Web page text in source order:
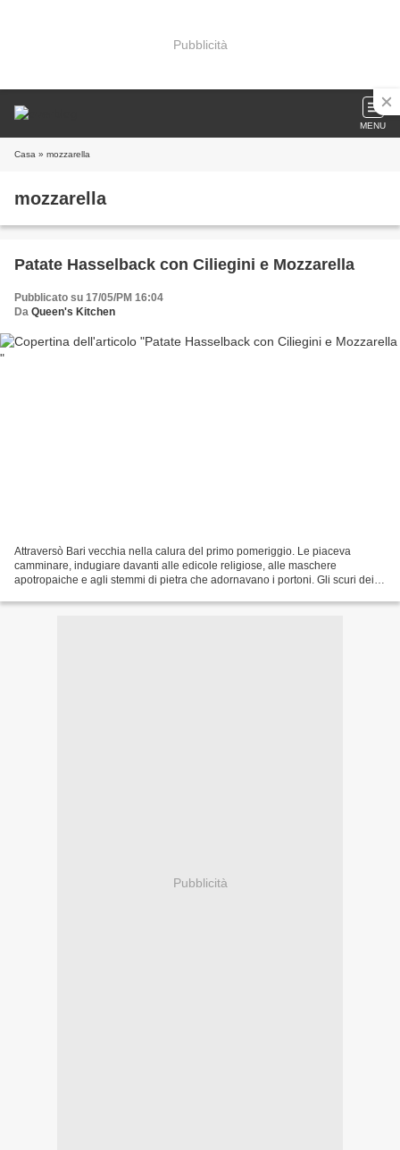
Pubblicità
MENU
Casa » mozzarella
mozzarella
Patate Hasselback con Ciliegini e Mozzarella
Pubblicato su 17/05/PM 16:04
Da Queen's Kitchen
Attraversò Bari vecchia nella calura del primo pomeriggio. Le piaceva
camminare, indugiare davanti alle edicole religiose, alle maschere
apotropaiche e agli stemmi di pietra che adornavano i portoni. Gli scuri dei
Pubblicità